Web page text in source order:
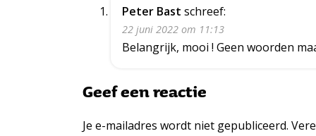
Peter Bast schreef:
22 juni 2022 om 11:13
Belangrijk, mooi ! Geen woorden
Geef een reactie
Je e-mailadres wordt niet gepubliceerd.